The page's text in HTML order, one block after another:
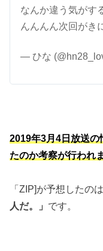
なんか違う気がす
んんんん次回がき
— ひな
2019年3月4日放送の
たのか考察が行われ
「ZIP]が予想したのは
人だ。」 です。